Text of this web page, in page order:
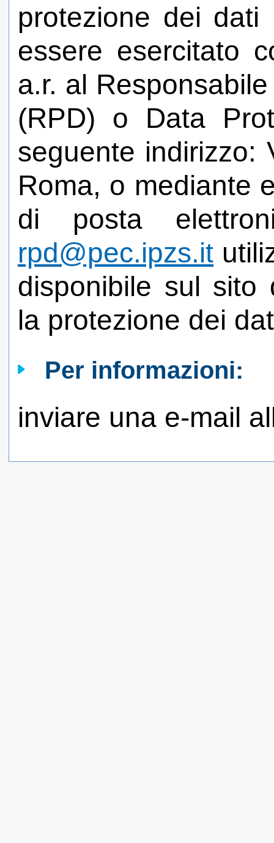
protezione dei dati
essere esercitato
a.r. al
(RPD) o Data
seguente indirizzo:
Roma, o mediante
di posta
rpd@pec.ipzs.it
disponibile sul sito
la protezione dei
Per informazioni:
inviare una e-mail